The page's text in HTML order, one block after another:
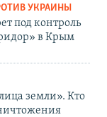
УКРАИНЫ
под контроль
в Крым
земли». Кто